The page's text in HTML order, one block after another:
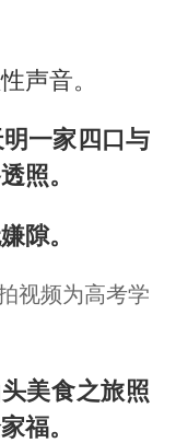
声音。
一家四口与
照。
隙。
视频为高考学
美食之旅照
福。